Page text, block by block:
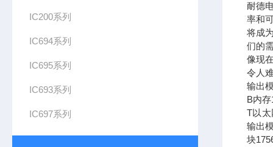
IC200系列
IC694系列
IC695系列
IC693系列
IC697系列
耐德
率和
将成
们的
像现
令人
输出
B内
T以太
输出
块